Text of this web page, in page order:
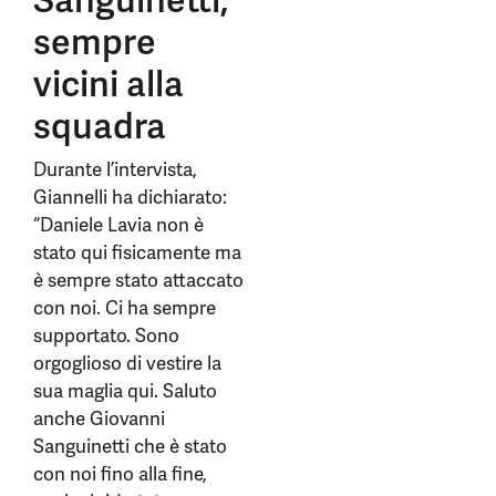
sempre
vicini alla
squadra
Durante l’intervista,
Giannelli ha dichiarato:
“Daniele Lavia non è
stato qui fisicamente ma
è sempre stato attaccato
con noi. Ci ha sempre
supportato. Sono
orgoglioso di vestire la
sua maglia qui. Saluto
anche Giovanni
Sanguinetti che è stato
con noi fino alla fine,